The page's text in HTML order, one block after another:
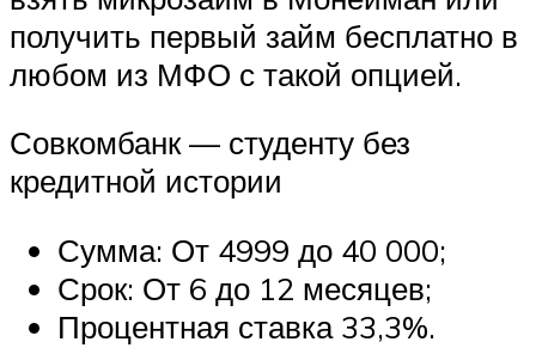
получить первый займ бесплатно в
любом из МФО с такой опцией.
Совкомбанк — студенту без
кредитной истории
Сумма: От 4999 до 40 000;
Срок: От 6 до 12 месяцев;
Процентная ставка 33,3%.